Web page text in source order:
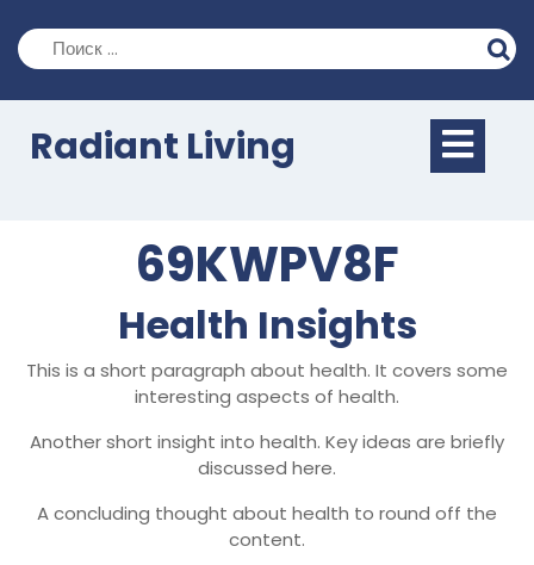
содержимому
Radiant Living
69KWPV8F
Health Insights
This is a short paragraph about health. It covers some
interesting aspects of health.
Another short insight into health. Key ideas are briefly
discussed here.
A concluding thought about health to round off the
content.